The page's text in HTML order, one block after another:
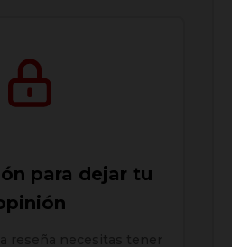
para dejar tu